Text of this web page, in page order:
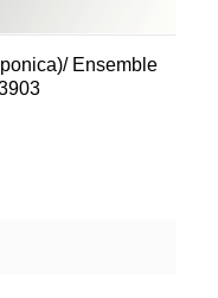
Ensemble